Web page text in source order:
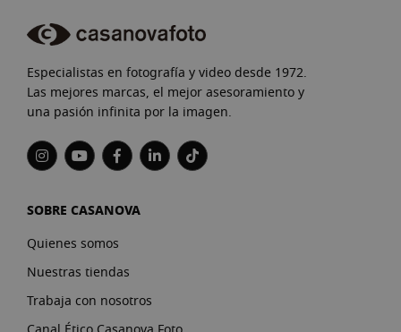
Especialistas en fotografía y video desde 1972.
Las mejores marcas, el mejor asesoramiento y
una pasión infinita por la imagen.
SOBRE CASANOVA
Quienes somos
Nuestras tiendas
Trabaja con nosotros